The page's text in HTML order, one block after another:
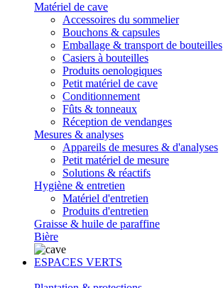
Matériel de cave
Accessoires du sommelier
Bouchons & capsules
Emballage & transport de bouteilles
Casiers à bouteilles
Produits oenologiques
Petit matériel de cave
Conditionnement
Fûts & tonneaux
Réception de vendanges
Mesures & analyses
Appareils de mesures & d'analyses
Petit matériel de mesure
Solutions & réactifs
Hygiène & entretien
Matériel d'entretien
Produits d'entretien
Graisse & huile de paraffine
Bière
ESPACES VERTS